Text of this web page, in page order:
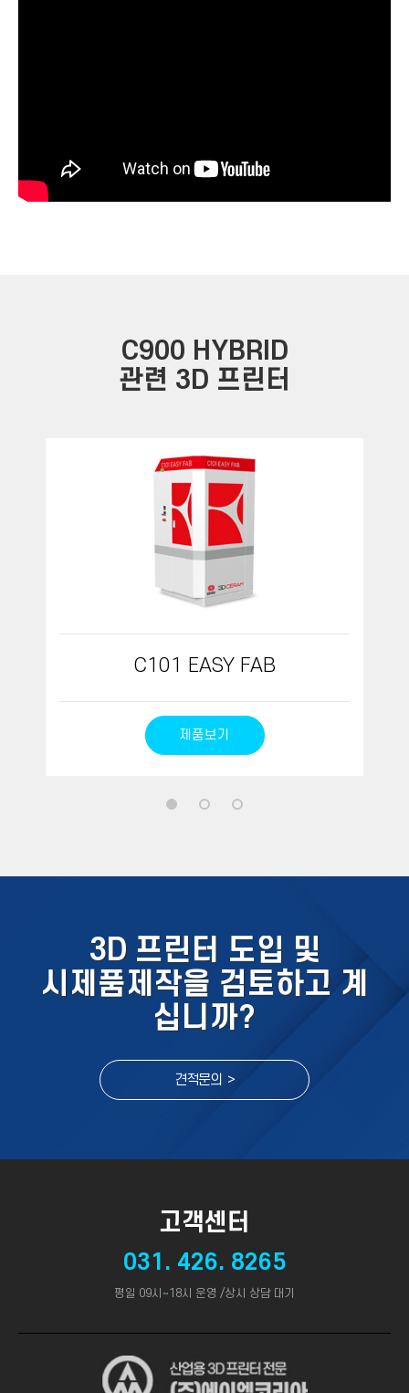
C900 HYBRID
관련 3D 프린터
C101 EASY FAB
제품보기
3D 프린터 도입 및
시제품제작을 검토하고 계
십니까?
견적문의 >
고객센터
031. 426. 8265
평일 09시~18시 운영 /상시 상담 대기